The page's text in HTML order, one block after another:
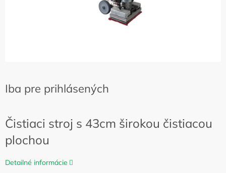
Iba pre prihlásených
Čistiaci stroj s 43cm širokou čistiacou
plochou
Detailné informácie